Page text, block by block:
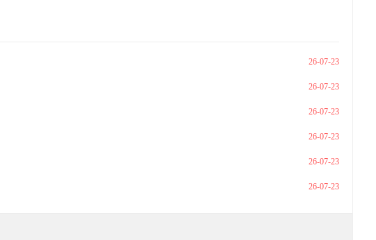
26-07-23
26-07-23
26-07-23
26-07-23
26-07-23
26-07-23